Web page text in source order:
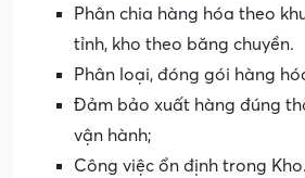
Phân chia hàng hóa theo
tỉnh, kho theo băng chuyền.
Phân loại, đóng gói hàng
Đảm bảo xuất hàng đúng
vận hành;
Công việc ổn định trong Kho.